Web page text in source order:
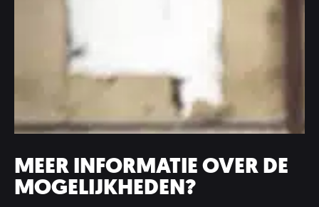
MEER INFORMATIE OVER DE
MOGELIJKHEDEN?